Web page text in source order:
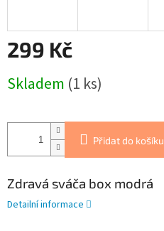
299 Kč
cena:
Skladem (1 ks)
Přidat do košíku
Zdravá sváča box modrá
Detailní informace